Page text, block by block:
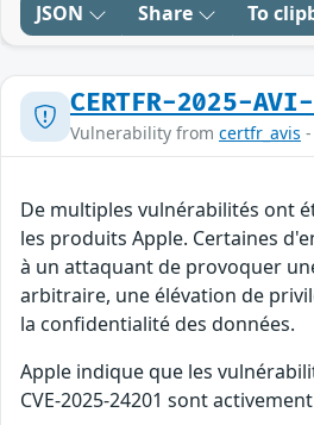
JSON Share To
CERTFR-2025-
Vulnerability from certfr_avis
De multiples vulnérabilités ont
les produits Apple. Certaines
à un attaquant de provoquer
arbitraire, une élévation de
la confidentialité des données.
Apple indique que les
CVE-2025-24201 sont